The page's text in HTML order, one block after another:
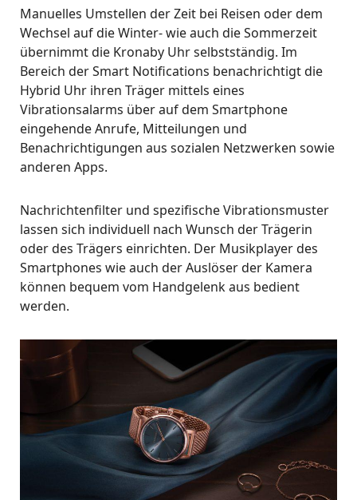
Manuelles Umstellen der Zeit bei Reisen oder dem
Wechsel auf die Winter- wie auch die Sommerzeit
übernimmt die Kronaby Uhr selbstständig. Im
Bereich der Smart Notifications benachrichtigt die
Hybrid Uhr ihren Träger mittels eines
Vibrationsalarms über auf dem Smartphone
eingehende Anrufe, Mitteilungen und
Benachrichtigungen aus sozialen Netzwerken sowie
anderen Apps.
Nachrichtenfilter und spezifische Vibrationsmuster
lassen sich individuell nach Wunsch der Trägerin
oder des Trägers einrichten. Der Musikplayer des
Smartphones wie auch der Auslöser der Kamera
können bequem vom Handgelenk aus bedient
werden.